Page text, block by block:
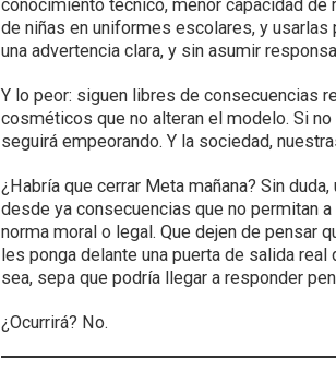
conocimiento técnico, menor capacidad
de niñas en uniformes escolares, y
una advertencia clara, y sin asumir
Y lo peor: siguen libres de consecuencias
cosméticos que no alteran el modelo. Si
seguirá empeorando. Y la sociedad,
¿Habría que cerrar Meta mañana? Sin
desde ya consecuencias que no permitan
norma moral o legal. Que dejen de pensar
les ponga delante una puerta de salida
sea, sepa que podría llegar a responder
¿Ocurrirá? No.